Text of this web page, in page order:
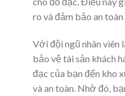
ro và đảm bảo an
Với đội ngũ nhân viên
bảo vệ tài sản khách
đạc của bạn đến kho
và an toàn. Nhờ đó,